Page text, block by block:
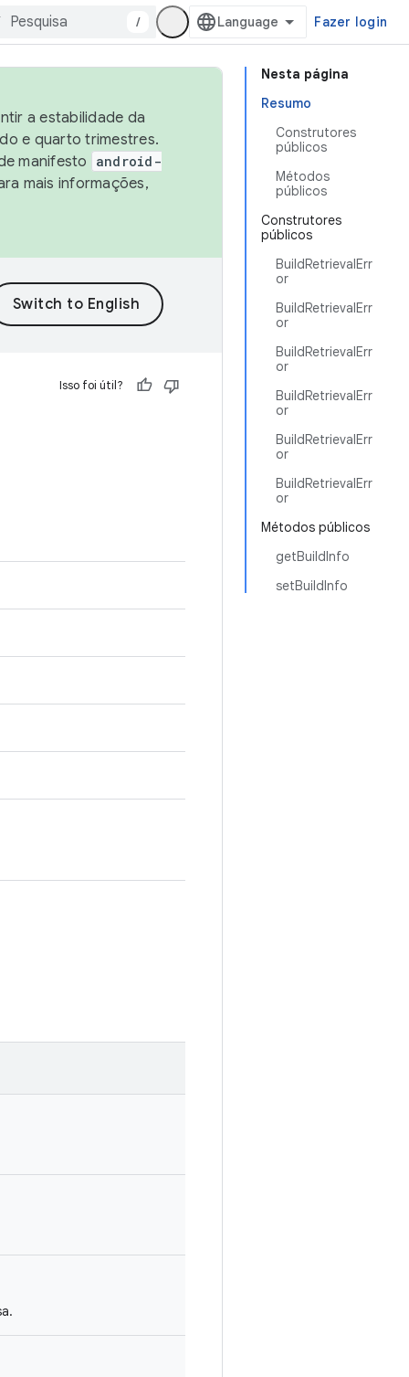
/ Fazer login
Nesta página
Resumo
Construtores
públicos
Métodos
públicos
Construtores
públicos
BuildRetrievalErr
or
BuildRetrievalErr
or
BuildRetrievalErr
or
BuildRetrievalErr
or
BuildRetrievalErr
or
BuildRetrievalErr
or
Métodos públicos
getBuildInfo
setBuildInfo
a estabilidade da
e quarto trimestres.
manifesto
android-
mais informações,
Isso foi útil?